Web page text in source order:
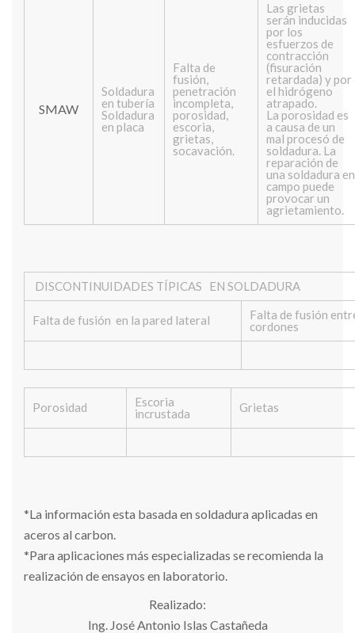
SMAW
Soldadura
en tubería
Soldadura
en placa
Falta de
fusión,
penetración
incompleta,
porosidad,
escoria,
grietas,
socavación.
Las grietas
serán inducidas
por los
esfuerzos de
contracción
(fisuración
retardada) y por
el hidrógeno
atrapado.
La porosidad es
a causa de un
mal procesó de
soldadura. La
reparación de
una soldadura en
campo puede
provocar un
agrietamiento.
DISCONTINUIDADES TÍPICAS EN SOLDADURA
Falta de fusión en la pared lateral
Falta de fusión
cordones
Porosidad
Escoria
incrustada
Grietas
*La información esta basada en soldadura aplicadas en
aceros al carbon.
*Para aplicaciones más especializadas se recomienda la
realización de ensayos en laboratorio.
Realizado:
Ing. José Antonio Islas Castañeda